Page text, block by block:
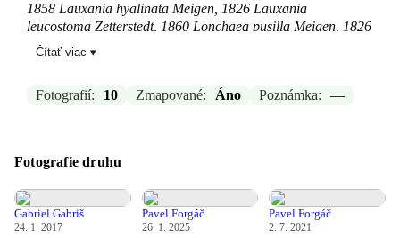
1858 Lauxania hyalinata Meigen, 1826 Lauxania
leucostoma Zetterstedt, 1860 Lonchaea pusilla Meigen, 1826
Sapromyza amica (Haliday, 1833) Sapromyza pusilla
Zdroj: GBIF
Čítať viac ▾
Fotografií: 10 Zmapované: Áno Poznámka: —
Fotografie druhu
Gabriel Gabriš
24. 1. 2017
Pavel Forgáč
26. 1. 2025
Pavel Forgáč
2. 7. 2021